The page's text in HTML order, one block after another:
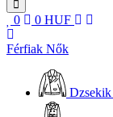
0 0 HUF
Férfiak Nők
Dzsekik